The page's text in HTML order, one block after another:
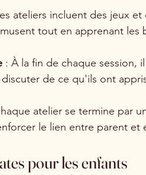
ateliers incluent des jeux
tout en apprenant les
: À la fin de chaque session,
de ce qu'ils ont
atelier se termine par
le lien entre parent et
pour les enfants